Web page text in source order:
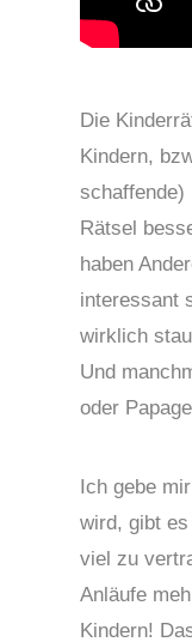
Die
Kindern,
schaffende)
Rätsel
haben
interessant
wirklich
Und
oder
Ich gebe
wird, gibt
viel zu
Anläufe
Kindern!